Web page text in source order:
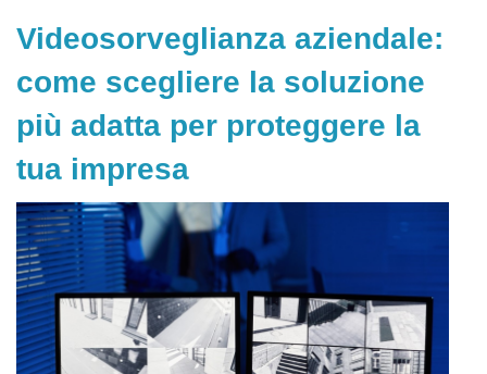
Videosorveglianza aziendale:
come scegliere la soluzione
più adatta per proteggere la
tua impresa